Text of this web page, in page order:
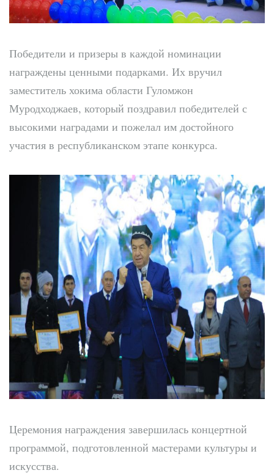
Победители и призеры в каждой номинации
награждены ценными подарками. Их вручил
заместитель хокима области Гуломжон
Муродходжаев, который поздравил победителей с
высокими наградами и пожелал им достойного
участия в республиканском этапе конкурса.
Церемония награждения завершилась концертной
программой, подготовленной мастерами культуры и
искусства.